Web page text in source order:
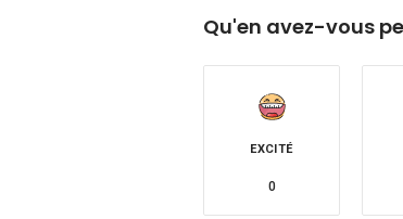
Qu'en avez-vous
EXCITÉ
0